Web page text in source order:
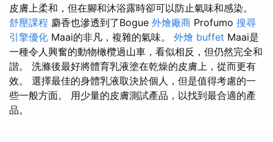
皮膚上柔和，但在腳和沐浴露時卻可以防止氣味和感染。
舒壓課程 麝香也滲透到了Bogue 外燴廠商 Profumo 搜尋
引擎優化 Maai的非凡，複雜的氣味。 外燴 buffet Maai是
一種令人興奮的動物橄欖過山車，看似相反，但仍然完全和
諧。 洗滌後最好將體育乳液塗在乾燥的皮膚上，從而更有
效。 選擇最佳的身體乳液取決於個人，但是值得考慮的一
些一般方面。 用少量的皮膚測試產品，以找到最合適的產
品。